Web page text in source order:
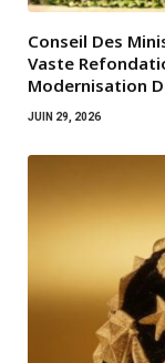
Conseil Des
Vaste
Modernisation
JUIN 29, 2026